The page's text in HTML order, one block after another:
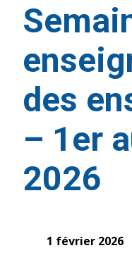
des
– 1er
2026
1 février 2026